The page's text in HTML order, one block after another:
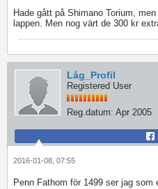
Hade gått på Shimano Torium,
lappen. Men nog värt de 300 kr
Låg_Profil
Registered User
Reg.datum: Apr 2005
2016-01-08, 07:55
Penn Fathom för 1499 ser jag